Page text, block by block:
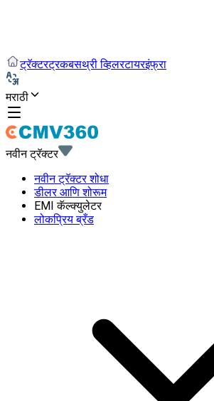
ट्रॅक्टरट्रकबसथ्री व्हिलरटायरइंफ्रा
मराठी
नवीन ट्रॅक्टर
नवीन ट्रॅक्टर शोधा
डीलर आणि शोरूम
EMI कॅल्क्युलेटर
लोकप्रिय ब्रँड